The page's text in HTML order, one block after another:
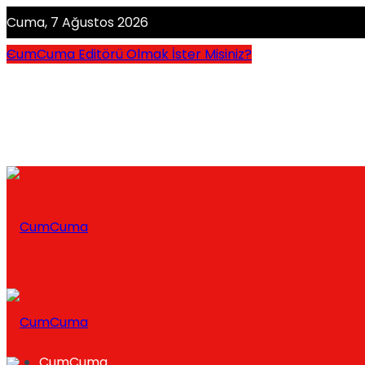
Cuma, 7 Ağustos 2026
CumCuma Editörü Olmak İster Misiniz?